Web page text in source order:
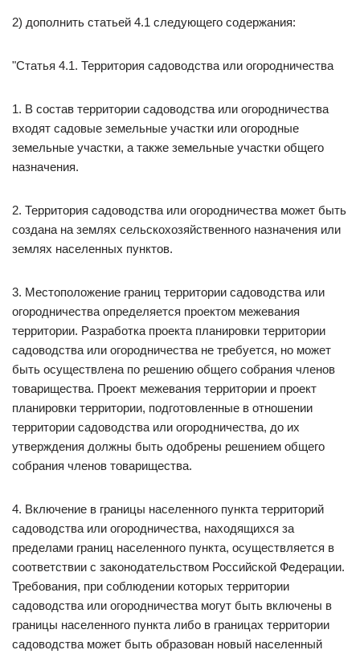
2) дополнить статьей 4.1 следующего содержания:
"Статья 4.1. Территория садоводства или огородничества
1. В состав территории садоводства или огородничества
входят садовые земельные участки или огородные
земельные участки, а также земельные участки общего
назначения.
2. Территория садоводства или огородничества может быть
создана на землях сельскохозяйственного назначения или
землях населенных пунктов.
3. Местоположение границ территории садоводства или
огородничества определяется проектом межевания
территории. Разработка проекта планировки территории
садоводства или огородничества не требуется, но может
быть осуществлена по решению общего собрания членов
товарищества. Проект межевания территории и проект
планировки территории, подготовленные в отношении
территории садоводства или огородничества, до их
утверждения должны быть одобрены решением общего
собрания членов товарищества.
4. Включение в границы населенного пункта территорий
садоводства или огородничества, находящихся за
пределами границ населенного пункта, осуществляется в
соответствии с законодательством Российской Федерации.
Требования, при соблюдении которых территории
садоводства или огородничества могут быть включены в
границы населенного пункта либо в границах территории
садоводства может быть образован новый населенный